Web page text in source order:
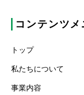
コンテンツメ
トップ
私たちについて
事業内容